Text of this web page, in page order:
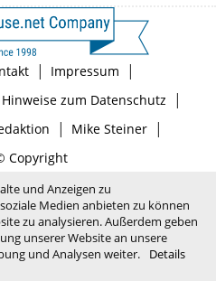
| Impressum |
Hinweise zum Datenschutz |
| Mike Steiner|
Copyright
und Anzeigen zu
Medien anbieten zu können
zu analysieren. Außerdem geben
unserer Website an unsere
und Analysen weiter.
Details